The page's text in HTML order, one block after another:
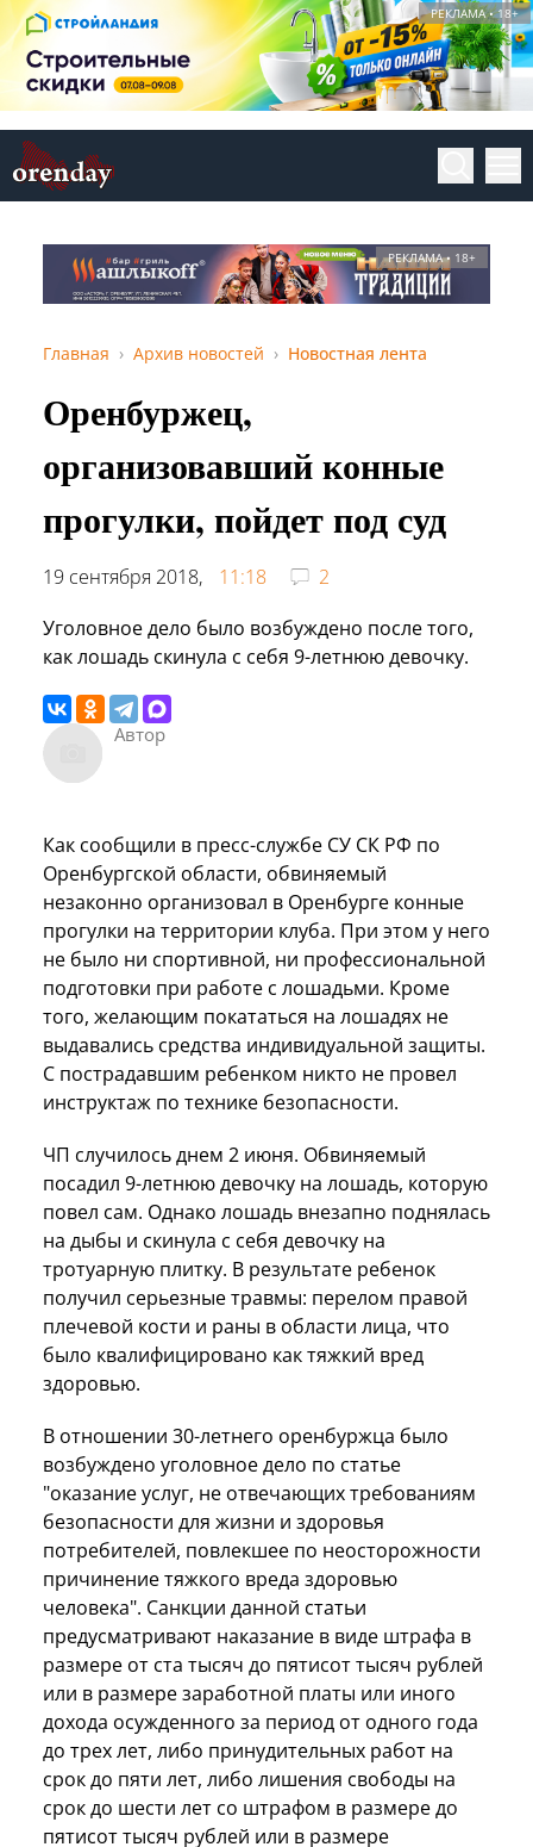
РЕКЛАМА • 18+
РЕКЛАМА • 18+
Главная Архив новостей Новостная лента
Оренбуржец,
организовавший конные
прогулки, пойдет под суд
19 сентября 2018, 11:18
2
Уголовное дело было возбуждено после того,
как лошадь скинула с себя 9-летнюю девочку.
Автор
Как сообщили в пресс-службе СУ СК РФ по
Оренбургской области, обвиняемый
незаконно организовал в Оренбурге конные
прогулки на территории клуба. При этом у него
не было ни спортивной, ни профессиональной
подготовки при работе с лошадьми. Кроме
того, желающим покататься на лошадях не
выдавались средства индивидуальной защиты.
С пострадавшим ребенком никто не провел
инструктаж по технике безопасности.
ЧП случилось днем 2 июня. Обвиняемый
посадил 9-летнюю девочку на лошадь, которую
повел сам. Однако лошадь внезапно поднялась
на дыбы и скинула с себя девочку на
тротуарную плитку. В результате ребенок
получил серьезные травмы: перелом правой
плечевой кости и раны в области лица, что
было квалифицировано как тяжкий вред
здоровью.
В отношении 30-летнего оренбуржца было
возбуждено уголовное дело по статье
"оказание услуг, не отвечающих требованиям
безопасности для жизни и здоровья
потребителей, повлекшее по неосторожности
причинение тяжкого вреда здоровью
человека". Санкции данной статьи
предусматривают наказание в виде штрафа в
размере от ста тысяч до пятисот тысяч рублей
или в размере заработной платы или иного
дохода осужденного за период от одного года
до трех лет, либо принудительных работ на
срок до пяти лет, либо лишения свободы на
срок до шести лет со штрафом в размере до
пятисот тысяч рублей или в размере